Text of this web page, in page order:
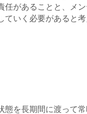
があることと、メ
いく必要があると
を長期間に渡って